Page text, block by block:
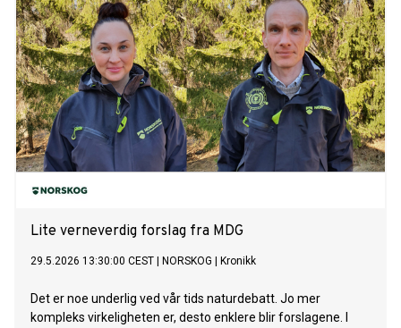
Lite verneverdig forslag fra MDG
29.5.2026 13:30:00 CEST NORSKOG Kronikk
Det er noe underlig ved vår tids naturdebatt. Jo mer
kompleks virkeligheten er, desto enklere blir forslagene. I